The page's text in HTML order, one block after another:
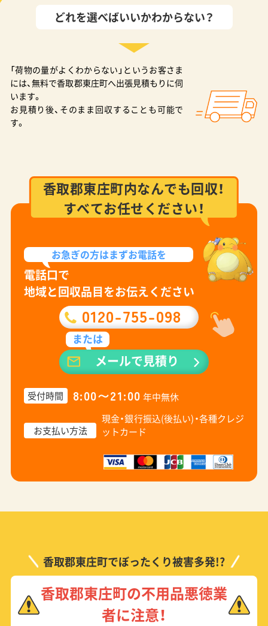
どれを選べばいいかわからない？
「荷物の量がよくわからない」というお客さま
には、無料で香取郡東庄町へ出張見積もりに伺
います。
お見積り後、そのまま回収することも可能で
す。
香取郡東庄町内なんでも回収！
すべてお任せください！
お急ぎの方はまずお電話を
電話口で
地域と回収品目をお伝えください
0120-755-098
または
メールで見積り
受付時間 8:00〜21:00 年中無休
お支払い方法
現金・銀行振込(後払い)・各種クレジ
ットカード
香取郡東庄町でぼったくり被害多発!?
香取郡東庄町の不用品悪徳業
者に注意！